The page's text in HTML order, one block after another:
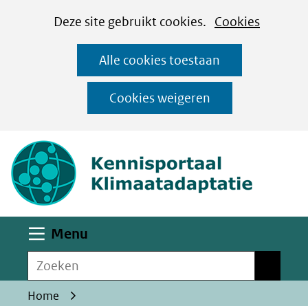
CookiesDeze site gebruikt cookies. Cookies
op
deze
website
worden
toegestaan
geweigerd.
Alle cookies toestaan
Cookies weigeren
Ga
naar
de
inhoud
Menu
Zoeken
Home